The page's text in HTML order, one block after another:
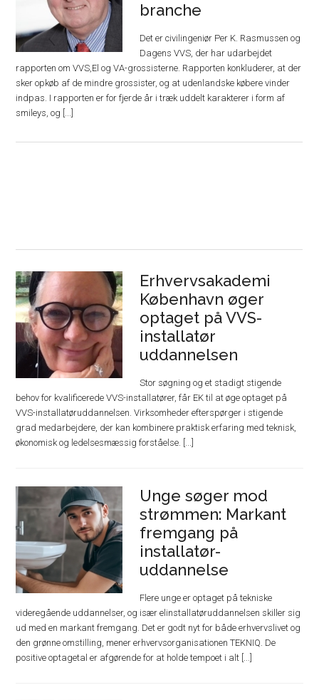
branche
Det er civilingeniør Per K. Rasmussen og
Dagens VVS, der har udarbejdet
rapporten om VVS,El og VA-grossisterne. Rapporten konkluderer, at der
sker opkøb af de mindre grossister, og at udenlandske købere vinder
indpas. I rapporten er for fjerde år i træk uddelt karakterer i form af
smileys, og [...]
Erhvervsakademi
København øger
optaget på VVS-
installatør
uddannelsen
Stor søgning og et stadigt stigende
behov for kvalificerede VVS-installatører, får EK til at øge optaget på
VVS-installatøruddannelsen. Virksomheder efterspørger i stigende
grad medarbejdere, der kan kombinere praktisk erfaring med teknisk,
økonomisk og ledelsesmæssig forståelse. [...]
Unge søger mod
strømmen: Markant
fremgang på
installatør-
uddannelse
Flere unge er optaget på tekniske
videregående uddannelser, og især elinstallatøruddannelsen skiller sig
ud med en markant fremgang. Det er godt nyt for både erhvervslivet og
den grønne omstilling, mener erhvervsorganisationen TEKNIQ. De
positive optagetal er afgørende for at holde tempoet i alt [...]